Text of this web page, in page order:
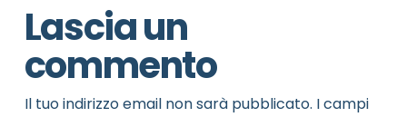
Lascia un
commento
Il tuo indirizzo email non sarà pubblicato. I campi